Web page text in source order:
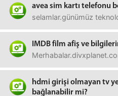
avea sim kartı telefonu
selamlar.günümüz
IMDB film afiş ve
hdmi girişi olmayan tv
bağlanabilir mi?